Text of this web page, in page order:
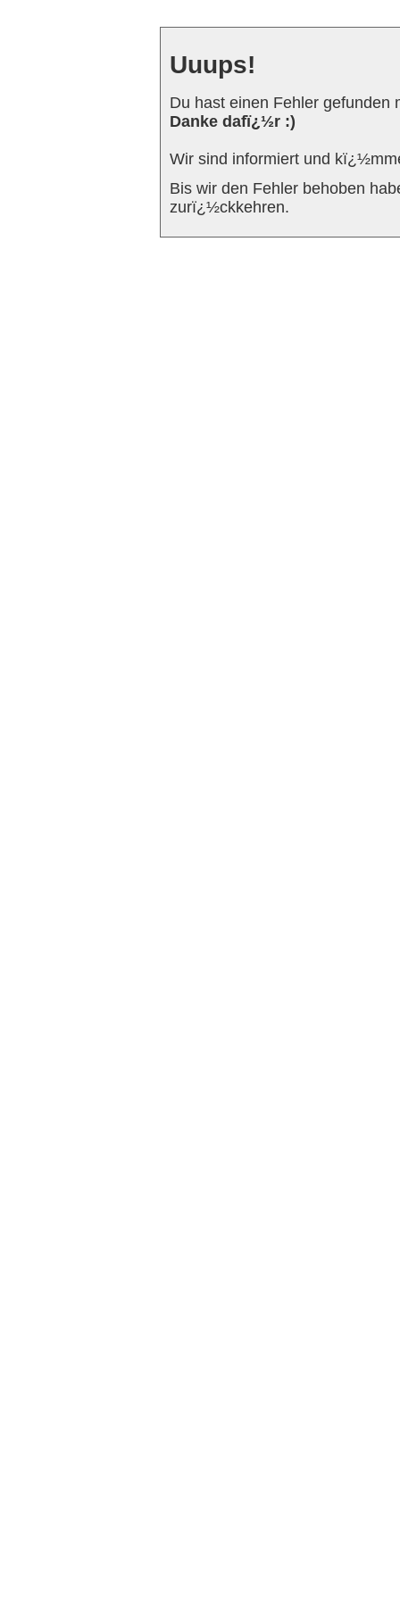
Uuups!
Du hast einen Fehler gefunden
Danke dafï¿½r :)
Wir sind informiert und
Bis wir den Fehler behoben
zurï¿½ckkehren.